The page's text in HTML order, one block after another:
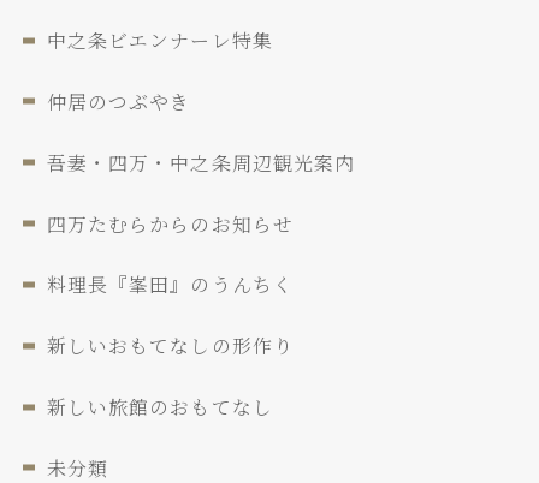
中之条ビエンナーレ特集
仲居のつぶやき
吾妻・四万・中之条周辺観光案内
四万たむらからのお知らせ
料理長『峯田』のうんちく
新しいおもてなしの形作り
新しい旅館のおもてなし
未分類